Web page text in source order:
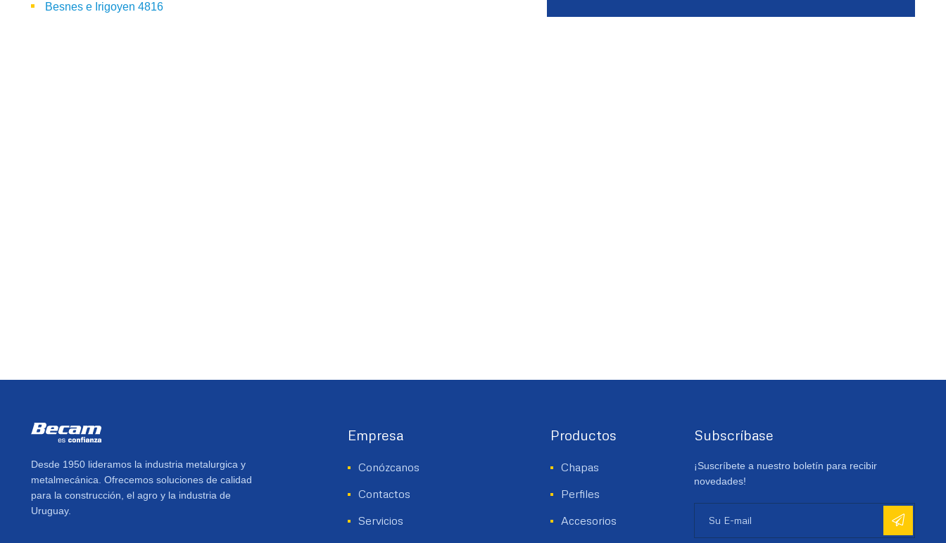
Besnes e Irigoyen 4816
Desde 1950 lideramos la industria metalurgica y
metalmecánica. Ofrecemos soluciones de calidad
para la construcción, el agro y la industria de
Uruguay.
Empresa
Conózcanos
Contactos
Servicios
Productos
Chapas
Perfiles
Accesorios
Subscríbase
¡Suscríbete a nuestro boletín para recibir
novedades!